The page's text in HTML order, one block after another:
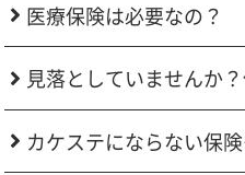
医療保険は必要なの？
見落としていませんか
カケステにならない保